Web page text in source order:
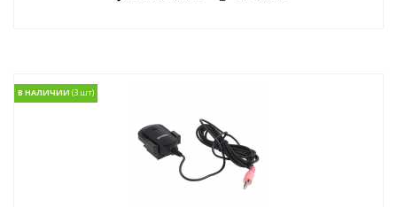
В НАЛИЧИИ